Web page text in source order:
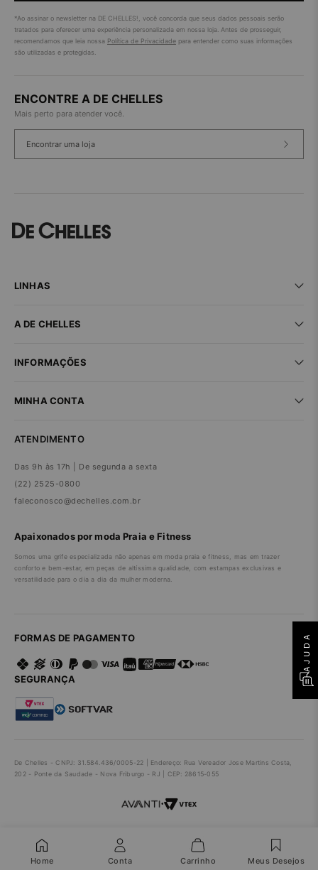
*Ao assinar o newsletter na DE CHELLES!, você concorda que seus dados pessoais serão
tratados para oferecer uma experiência personalizada em nossa loja. Antes de prosseguir,
recomendamos que leia nossa Política de Privacidade para entender como suas informações
são utilizadas e protegidas.
ENCONTRE A DE CHELLES
Mais perto para atender você.
Encontrar uma loja
LINHAS
Fitness
A DE CHELLES
Encontre uma loja
INFORMAÇÕES
Trocas e devoluções
MINHA CONTA
Meus pedidos
ATENDIMENTO
Das 9h às 17h | De segunda a sexta
(22) 2525-0800
faleconosco@dechelles.com.br
Apaixonados por moda Praia e Fitness
Somos uma grife especializada não apenas em moda praia e fitness, mas em trazer
conforto e bem-estar, em peças de altíssima qualidade, com estampas exclusivas e
versatilidade para o dia a dia da mulher moderna.
FORMAS DE PAGAMENTO
SEGURANÇA
De Chelles - CNPJ: 31.584.436/0005-22 | Endereço: Rua Vereador Jose Martins Costa,
202 - Ponte da Saudade - Nova Friburgo - RJ | CEP: 28615-055
•
Home Conta Carrinho Meus Desejos
AJUDA